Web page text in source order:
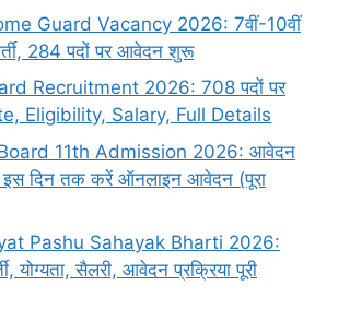
Guard Vacancy 2026: 7वीं-10वीं
284 पदों पर आवेदन शुरू
Recruitment 2026: 708 पदों पर
Eligibility, Salary, Full Details
11th Admission 2026: आवेदन
इस दिन तक करें ऑनलाइन आवेदन (पूरा
Pashu Sahayak Bharti 2026:
योग्यता, सैलरी, आवेदन प्रक्रिया पूरी